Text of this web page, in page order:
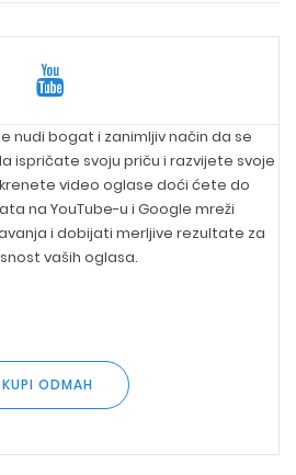
nudi bogat i zanimljiv način da se
ispričate svoju priču i razvijete svoje
video oglase doći ćete do
na YouTube-u i Google mreži
i dobijati merljive rezultate za
vaših oglasa.
KUPI ODMAH